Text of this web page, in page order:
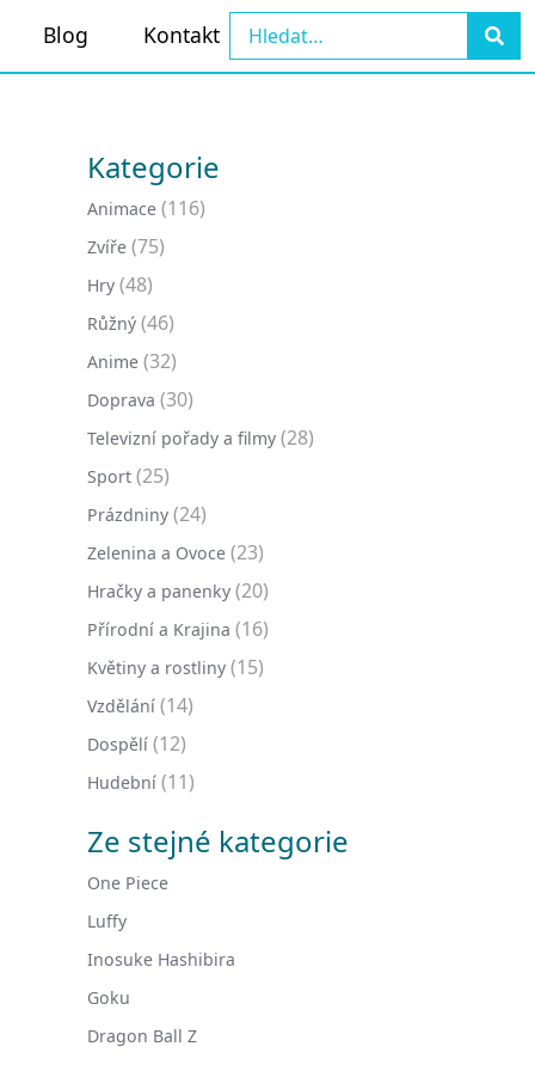
Blog Kontakt
Kategorie
Animace (116)
Zvíře (75)
Hry (48)
Růžný (46)
Anime (32)
Doprava (30)
Televizní pořady a filmy (28)
Sport (25)
Prázdniny (24)
Zelenina a Ovoce (23)
Hračky a panenky (20)
Přírodní a Krajina (16)
Květiny a rostliny (15)
Vzdělání (14)
Dospělí (12)
Hudební (11)
Ze stejné kategorie
One Piece
Luffy
Inosuke Hashibira
Goku
Dragon Ball Z